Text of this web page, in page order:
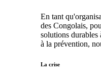
En tant
des Congolais,
solutions durables
à la prévention,
La crise